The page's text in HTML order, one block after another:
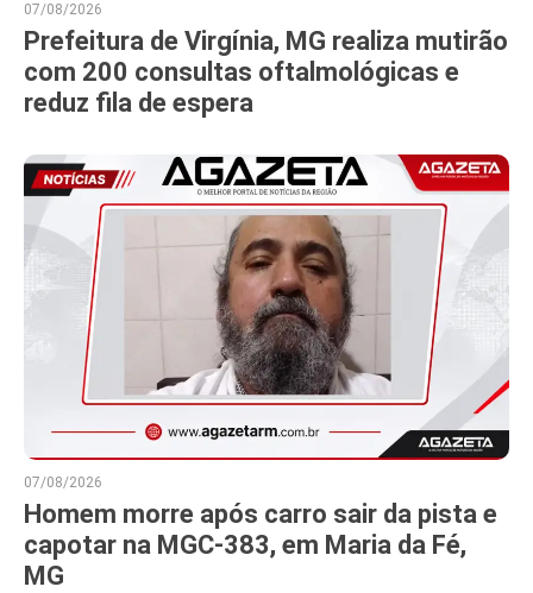
07/08/2026
Prefeitura de Virgínia, MG realiza mutirão
com 200 consultas oftalmológicas e
reduz fila de espera
07/08/2026
Homem morre após carro sair da pista e
capotar na MGC-383, em Maria da Fé,
MG